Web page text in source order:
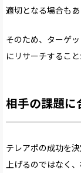
適切となる場合もあ
そのため、ターゲ
にリサーチすること
相手の課題に
テレアポの成功を
上げるのではなく